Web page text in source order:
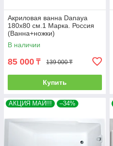
Акриловая ванна Danaya
180x80 см.1 Марка. Россия
(Ванна+ножки)
В наличии
85 000 ₸ 139 000 ₸
Купить
АКЦИЯ МАЙ!!! –34%